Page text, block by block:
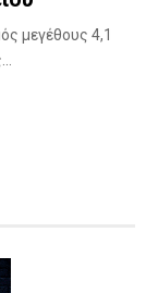
μεγέθους 4,1